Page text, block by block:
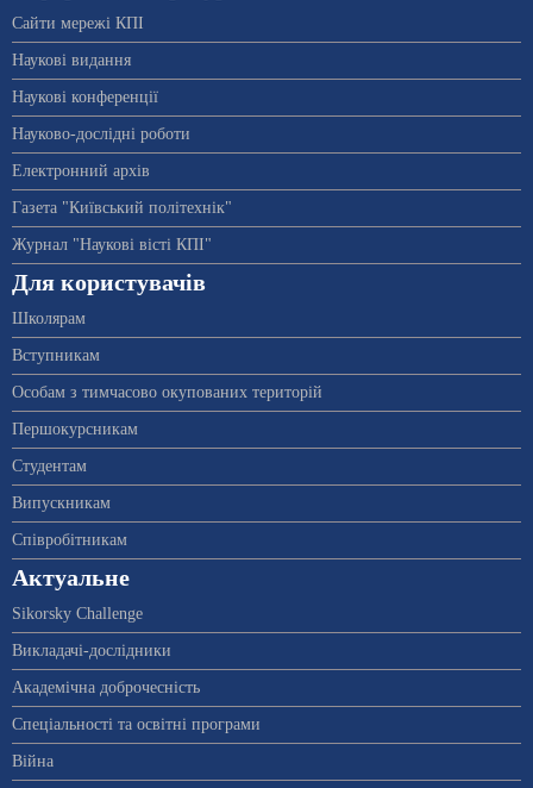
Сайти мережі КПІ
Наукові видання
Наукові конференції
Науково-дослідні роботи
Електронний архів
Газета "Київський політехнік"
Журнал "Наукові вісті КПІ"
Для користувачів
Школярам
Вступникам
Особам з тимчасово окупованих територій
Першокурсникам
Студентам
Випускникам
Співробітникам
Актуальне
Sikorsky Challenge
Викладачі-дослідники
Академічна доброчесність
Спеціальності та освітні програми
Війна